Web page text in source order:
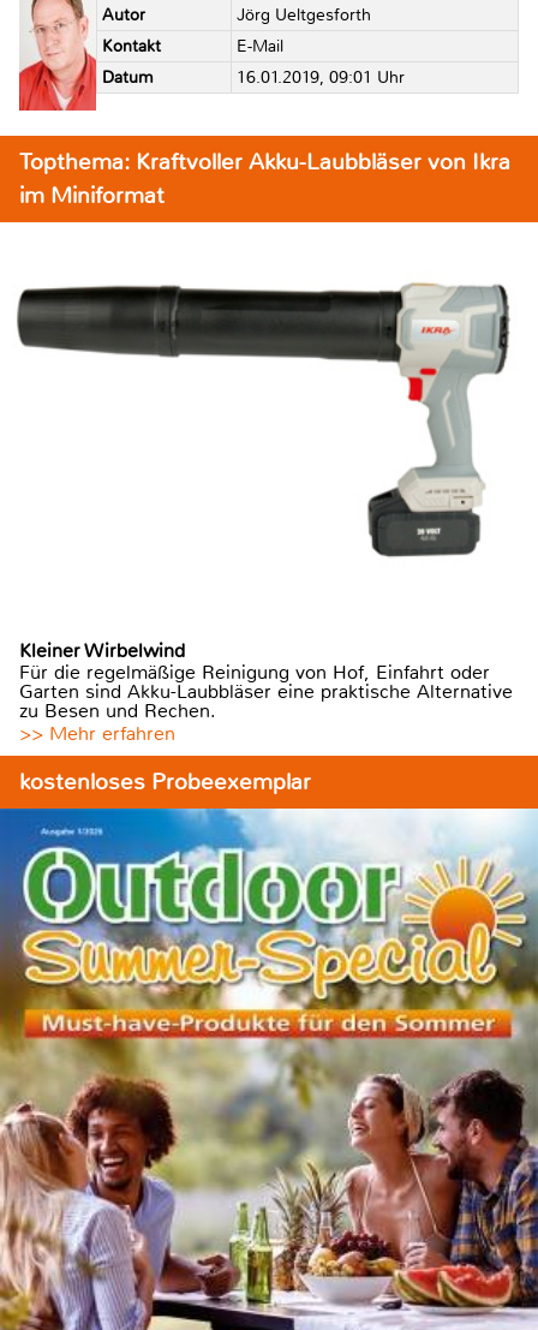
Autor
Jörg Ueltgesforth
Kontakt
E-Mail
Datum
16.01.2019, 09:01 Uhr
Topthema: Kraftvoller Akku-Laubbläser von Ikra
im Miniformat
Kleiner Wirbelwind
Für die regelmäßige Reinigung von Hof, Einfahrt oder
Garten sind Akku-Laubbläser eine praktische Alternative
zu Besen und Rechen.
>> Mehr erfahren
kostenloses Probeexemplar